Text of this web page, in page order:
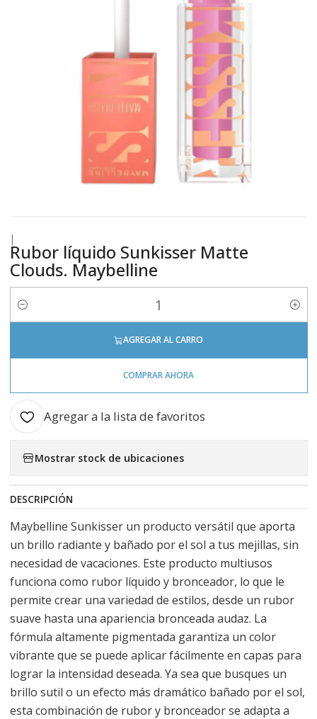
|
Rubor líquido Sunkisser Matte
Clouds. Maybelline
Cantidad
AGREGAR AL CARRO
COMPRAR AHORA
Agregar a la lista de favoritos
Mostrar stock de ubicaciones
DESCRIPCIÓN
Maybelline Sunkisser un producto versátil que aporta
un brillo radiante y bañado por el sol a tus mejillas, sin
necesidad de vacaciones. Este producto multiusos
funciona como rubor líquido y bronceador, lo que le
permite crear una variedad de estilos, desde un rubor
suave hasta una apariencia bronceada audaz. La
fórmula altamente pigmentada garantiza un color
vibrante que se puede aplicar fácilmente en capas para
lograr la intensidad deseada. Ya sea que busques un
brillo sutil o un efecto más dramático bañado por el sol,
esta combinación de rubor y bronceador se adapta a